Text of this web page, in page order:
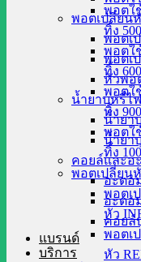
พอตใ
ทิ้ง
พอตใ
ทิ้ง
พอตใ
ทิ้ง
พอตใ
ทิ้ง
พอตเปลี่ยน
พอตเ
หัว
พอตเ
หัว
พอตเปลี่ยน
พอตเ
พอตเ
หัวพอ
น้ำยาบุหรี่ไ
น้ำยา
น้ำยา
คอยล์และอ
อะตอ
อะตอ
คอยล์
แบรนด์
บริการ